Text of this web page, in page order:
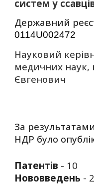
систем у
Державний
0114U002472
Науковий
медичних наук,
Євгенович
За
НДР було
Патентів - 10
Нововведень - 2